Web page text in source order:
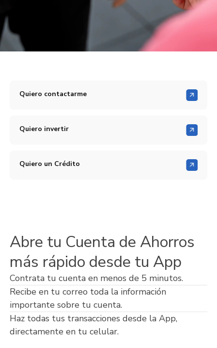
Quiero contactarme
Quiero invertir
Quiero un Crédito
Abre tu Cuenta de Ahorros
más rápido desde tu App
Contrata tu cuenta en menos de 5 minutos.
Recibe en tu correo toda la información
importante sobre tu cuenta.
Haz todas tus transacciones desde la App,
directamente en tu celular.